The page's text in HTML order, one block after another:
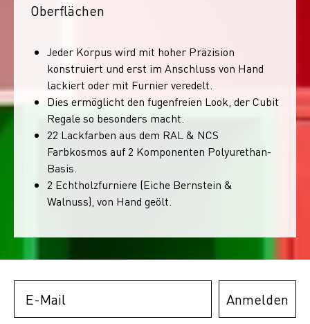
Oberflächen
Jeder Korpus wird mit hoher Präzision
konstruiert und erst im Anschluss von Hand
lackiert oder mit Furnier veredelt.
Dies ermöglicht den fugenfreien Look, der Cubit
Regale so besonders macht.
22 Lackfarben aus dem RAL & NCS
Farbkosmos auf 2 Komponenten Polyurethan-
Basis.
2 Echtholzfurniere (Eiche Bernstein &
Walnuss), von Hand geölt.
Anmelden